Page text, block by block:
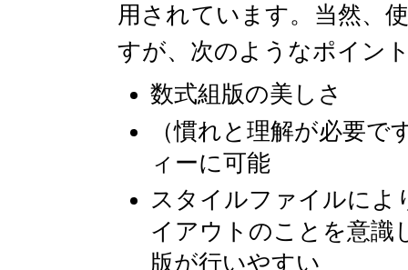
用されています。当然、
すが、次のようなポイン
数式組版の美しさ
（慣れと理解が必要
ィーに可能
スタイルファイルによ
イアウトのことを意識
版が行いやすい